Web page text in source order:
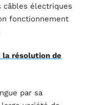
câbles électriques
fonctionnement
la résolution de
par sa